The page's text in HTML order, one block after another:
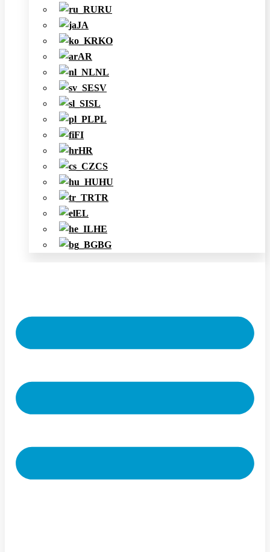
RU
JA
KO
AR
NL
SV
SL
PL
FI
HR
CS
HU
TR
EL
HE
BG